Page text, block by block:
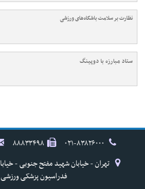
نظارت بر سلامت باشگاه‌های ورزشی
ستاد مبارزه با دوپینگ
۸۸۸۳۳۴۹۸
فدراسیون پزشکی ورزشی